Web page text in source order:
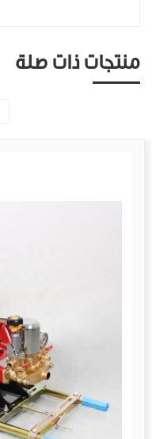
منتجات ذات صلة